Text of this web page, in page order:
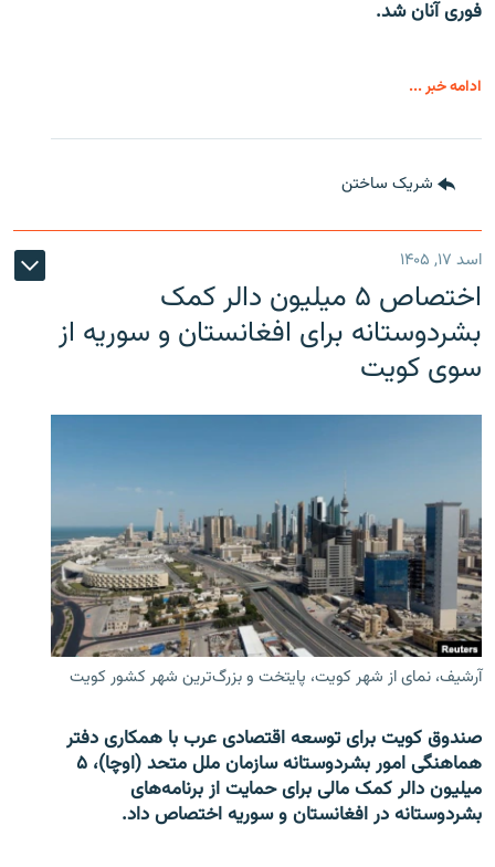
فوری آنان شد.
ادامه خبر ...
شریک ساختن
اسد ۱۷, ۱۴۰۵
اختصاص ۵ میلیون دالر کمک
بشردوستانه برای افغانستان و سوریه از
سوی کویت
آرشیف، نمای از شهر کویت، پایتخت و بزرگ‌ترین شهر کشور کویت
صندوق کویت برای توسعه اقتصادی عرب با همکاری دفتر
هماهنگی امور بشردوستانه سازمان ملل متحد (اوچا)، ۵
میلیون دالر کمک مالی برای حمایت از برنامه‌های
بشردوستانه در افغانستان و سوریه اختصاص داد.